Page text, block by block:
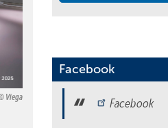
Viega
Facebook
Facebook